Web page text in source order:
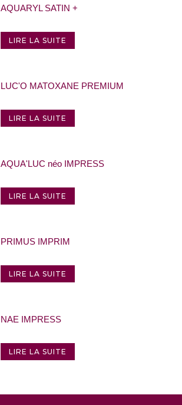
AQUARYL SATIN +
LIRE LA SUITE
LUC'O MATOXANE PREMIUM
LIRE LA SUITE
AQUA'LUC néo IMPRESS
LIRE LA SUITE
PRIMUS IMPRIM
LIRE LA SUITE
NAE IMPRESS
LIRE LA SUITE